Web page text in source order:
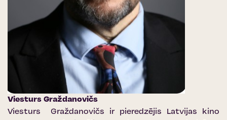
Viesturs Graždanovičs
Viesturs Graždanovičs ir pieredzējis Latvijas kino